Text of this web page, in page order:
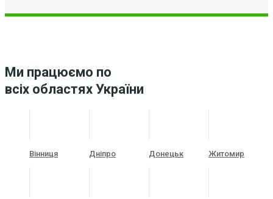
Ми працюємо по
всіх областях України
Вінниця Дніпро Донецьк Житомир